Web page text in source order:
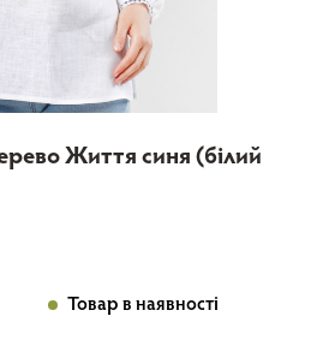
Життя синя (білий
Товар в наявності